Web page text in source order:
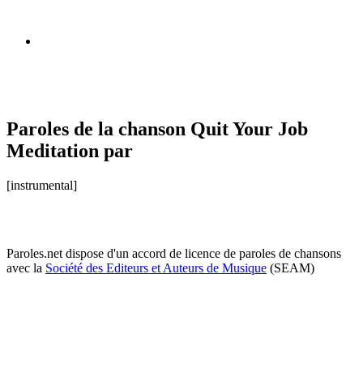
Paroles de la chanson Quit Your Job
Meditation par
[instrumental]
Paroles.net dispose d'un accord de licence de paroles de chansons
avec la Société des Editeurs et Auteurs de Musique (SEAM)